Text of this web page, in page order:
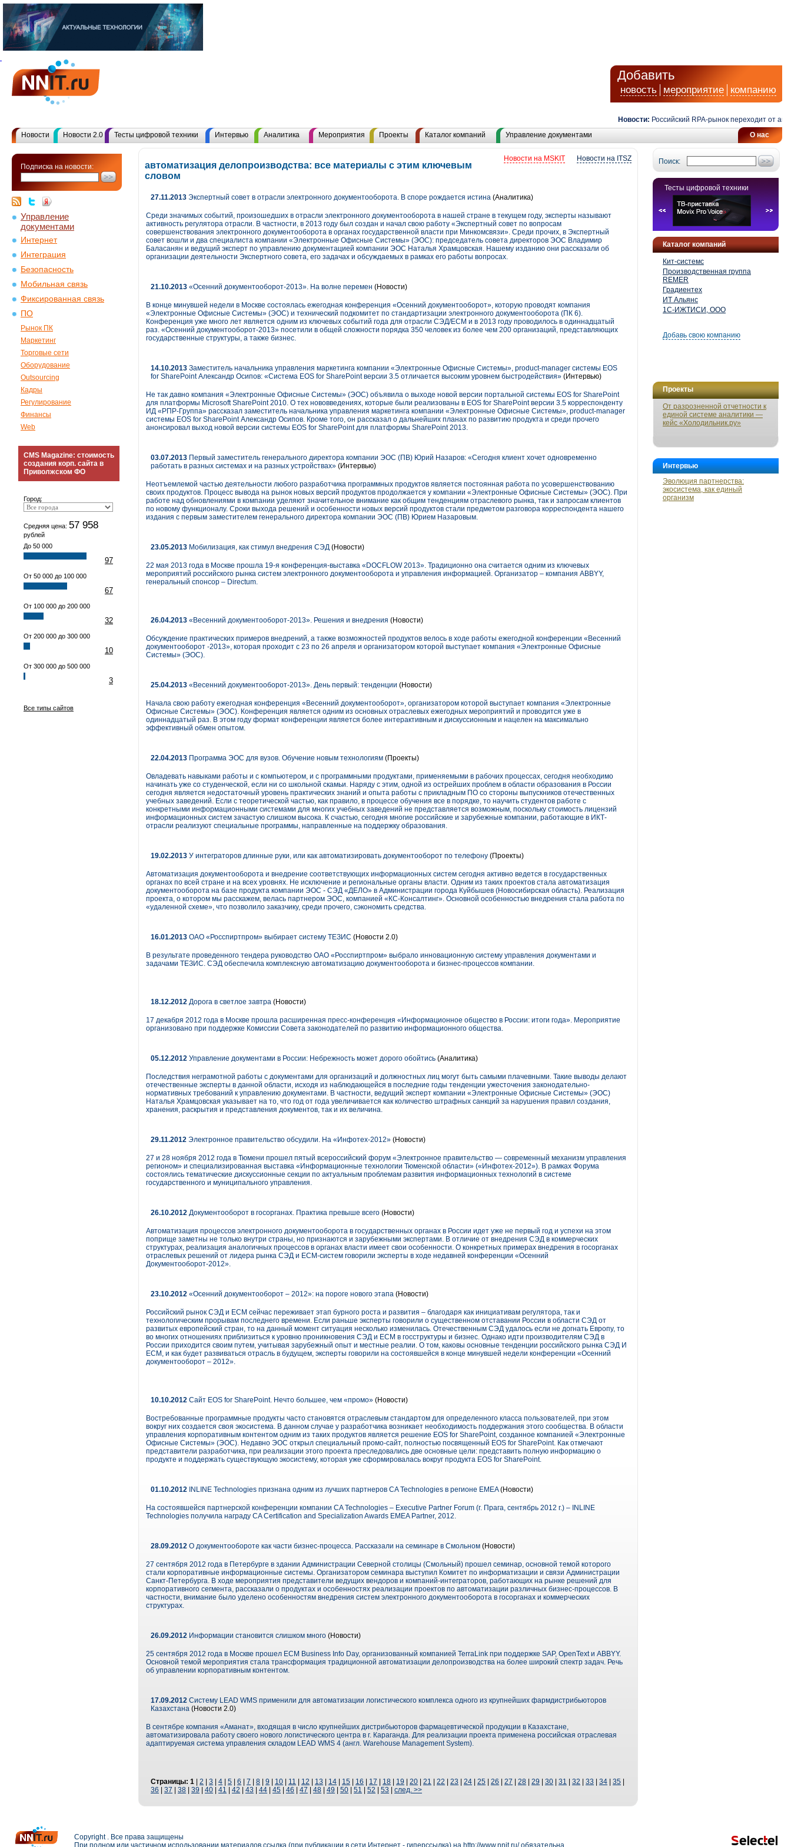
Добавить
новость мероприятие компанию
Новости: Российский RPA-рынок переходит от
О нас
Новости Новости 2.0 Тесты цифровой техники Интервью Аналитика Мероприятия Проекты Каталог компаний Управление документами
Подписка на новости:
Управление
документами
Интернет
Интеграция
Безопасность
Мобильная связь
Фиксированная связь
ПО
Рынок ПК
Маркетинг
Торговые сети
Оборудование
Outsourcing
Кадры
Регулирование
Финансы
Web
CMS Magazine: стоимость
создания корп. сайта в
Приволжском ФО
Город:
Средняя цена: 57 958
рублей
До 50 000
97
От 50 000 до 100 000
67
От 100 000 до 200 000
32
От 200 000 до 300 000
10
От 300 000 до 500 000
3
Все типы сайтов
Поиск:
Тесты цифровой техники
Каталог компаний
Кит-системс
Производственная группа
REMER
Градиентех
ИТ Альянс
1С-ИЖТИСИ, ООО
Добавь свою компанию
Проекты
От разрозненной отчетности к
единой системе аналитики —
кейс «Холодильник.ру»
Интервью
Эволюция партнерства:
экосистема, как единый
организм
Новости на ITSZ
Новости на MSKIT
автоматизация делопроизводства: все материалы с этим ключевым
словом
27.11.2013 Экспертный совет в отрасли электронного документооборота. В споре рождается истина (Аналитика)
Среди значимых событий, произошедших в отрасли электронного документооборота в нашей стране в текущем году, эксперты называют
активность регулятора отрасли. В частности, в 2013 году был создан и начал свою работу «Экспертный совет по вопросам
совершенствования электронного документооборота в органах государственной власти при Минкомсвязи». Среди прочих, в Экспертный
совет вошли и два специалиста компании «Электронные Офисные Системы» (ЭОС): председатель совета директоров ЭОС Владимир
Баласанян и ведущий эксперт по управлению документацией компании ЭОС Наталья Храмцовская. Нашему изданию они рассказали об
организации деятельности Экспертного совета, его задачах и обсуждаемых в рамках его работы вопросах.
21.10.2013 «Осенний документооборот-2013». На волне перемен (Новости)
В конце минувшей недели в Москве состоялась ежегодная конференция «Осенний документооборот», которую проводят компания
«Электронные Офисные Системы» (ЭОС) и технический подкомитет по стандартизации электронного документооборота (ПК 6).
Конференция уже много лет является одним из ключевых событий года для отрасли СЭД/ECM и в 2013 году проводилось в одиннадцатый
раз. «Осенний документооборот-2013» посетили в общей сложности порядка 350 человек из более чем 200 организаций, представляющих
государственные структуры, а также бизнес.
14.10.2013 Заместитель начальника управления маркетинга компании «Электронные Офисные Системы», product-manager системы EOS
for SharePoint Александр Осипов: «Система EOS for SharePoint версии 3.5 отличается высоким уровнем быстродействия» (Интервью)
Не так давно компания «Электронные Офисные Системы» (ЭОС) объявила о выходе новой версии портальной системы EOS for SharePoint
для платформы Microsoft SharePoint 2010. О тех нововведениях, которые были реализованы в EOS for SharePoint версии 3.5 корреспонденту
ИД «РПР-Группа» рассказал заместитель начальника управления маркетинга компании «Электронные Офисные Системы», product-manager
системы EOS for SharePoint Александр Осипов. Кроме того, он рассказал о дальнейших планах по развитию продукта и среди прочего
анонсировал выход новой версии системы EOS for SharePoint для платформы SharePoint 2013.
03.07.2013 Первый заместитель генерального директора компании ЭОС (ПВ) Юрий Назаров: «Сегодня клиент хочет одновременно
работать в разных системах и на разных устройствах» (Интервью)
Неотъемлемой частью деятельности любого разработчика программных продуктов является постоянная работа по усовершенствованию
своих продуктов. Процесс вывода на рынок новых версий продуктов продолжается у компании «Электронные Офисные Системы» (ЭОС). При
работе над обновлениями в компании уделяют значительное внимание как общим тенденциям отраслевого рынка, так и запросам клиентов
по новому функционалу. Сроки выхода решений и особенности новых версий продуктов стали предметом разговора корреспондента нашего
издания с первым заместителем генерального директора компании ЭОС (ПВ) Юрием Назаровым.
23.05.2013 Мобилизация, как стимул внедрения СЭД (Новости)
22 мая 2013 года в Москве прошла 19-я конференция-выставка «DOCFLOW 2013». Традиционно она считается одним из ключевых
мероприятий российского рынка систем электронного документооборота и управления информацией. Организатор – компания ABBYY,
генеральный спонсор – Directum.
26.04.2013 «Весенний документооборот-2013». Решения и внедрения (Новости)
Обсуждение практических примеров внедрений, а также возможностей продуктов велось в ходе работы ежегодной конференции «Весенний
документооборот -2013», которая проходит с 23 по 26 апреля и организатором которой выступает компания «Электронные Офисные
Системы» (ЭОС).
25.04.2013 «Весенний документооборот-2013». День первый: тенденции (Новости)
Начала свою работу ежегодная конференция «Весенний документооборот», организатором которой выступает компания «Электронные
Офисные Системы» (ЭОС). Конференция является одним из основных отраслевых ежегодных мероприятий и проводится уже в
одиннадцатый раз. В этом году формат конференции является более интерактивным и дискуссионным и нацелен на максимально
эффективный обмен опытом.
22.04.2013 Программа ЭОС для вузов. Обучение новым технологиям (Проекты)
Овладевать навыками работы и с компьютером, и с программными продуктами, применяемыми в рабочих процессах, сегодня необходимо
начинать уже со студенческой, если ни со школьной скамьи. Наряду с этим, одной из острейших проблем в области образования в России
сегодня является недостаточный уровень практических знаний и опыта работы с прикладным ПО со стороны выпускников отечественных
учебных заведений. Если с теоретической частью, как правило, в процессе обучения все в порядке, то научить студентов работе с
конкретными информационными системами для многих учебных заведений не представляется возможным, поскольку стоимость лицензий
информационных систем зачастую слишком высока. К счастью, сегодня многие российские и зарубежные компании, работающие в ИКТ-
отрасли реализуют специальные программы, направленные на поддержку образования.
19.02.2013 У интеграторов длинные руки, или как автоматизировать документооборот по телефону (Проекты)
Автоматизация документооборота и внедрение соответствующих информационных систем сегодня активно ведется в государственных
органах по всей стране и на всех уровнях. Не исключение и региональные органы власти. Одним из таких проектов стала автоматизация
документооборота на базе продукта компании ЭОС - СЭД «ДЕЛО» в Администрации города Куйбышев (Новосибирская область). Реализация
проекта, о котором мы расскажем, велась партнером ЭОС, компанией «КС-Консалтинг». Основной особенностью внедрения стала работа по
«удаленной схеме», что позволило заказчику, среди прочего, сэкономить средства.
16.01.2013 ОАО «Росспиртпром» выбирает систему ТЕЗИС (Новости 2.0)
В результате проведенного тендера руководство ОАО «Росспиртпром» выбрало инновационную систему управления документами и
задачами ТЕЗИС. СЭД обеспечила комплексную автоматизацию документооборота и бизнес-процессов компании.
18.12.2012 Дорога в светлое завтра (Новости)
17 декабря 2012 года в Москве прошла расширенная пресс-конференция «Информационное общество в России: итоги года». Мероприятие
организовано при поддержке Комиссии Совета законодателей по развитию информационного общества.
05.12.2012 Управление документами в России: Небрежность может дорого обойтись (Аналитика)
Последствия неграмотной работы с документами для организаций и должностных лиц могут быть самыми плачевными. Такие выводы делают
отечественные эксперты в данной области, исходя из наблюдающейся в последние годы тенденции ужесточения законодательно-
нормативных требований к управлению документами. В частности, ведущий эксперт компании «Электронные Офисные Системы» (ЭОС)
Наталья Храмцовская указывает на то, что год от года увеличивается как количество штрафных санкций за нарушения правил создания,
хранения, раскрытия и представления документов, так и их величина.
29.11.2012 Электронное правительство обсудили. На «Инфотех-2012» (Новости)
27 и 28 ноября 2012 года в Тюмени прошел пятый всероссийский форум «Электронное правительство — современный механизм управления
регионом» и специализированная выставка «Информационные технологии Тюменской области» («Инфотех-2012»). В рамках Форума
состоялись тематические дискуссионные секции по актуальным проблемам развития информационных технологий в системе
государственного и муниципального управления.
26.10.2012 Документооборот в госорганах. Практика превыше всего (Новости)
Автоматизация процессов электронного документооборота в государственных органах в России идет уже не первый год и успехи на этом
поприще заметны не только внутри страны, но признаются и зарубежными экспертами. В отличие от внедрения СЭД в коммерческих
структурах, реализация аналогичных процессов в органах власти имеет свои особенности. О конкретных примерах внедрения в госорганах
отраслевых решений от лидера рынка СЭД и ECM-систем говорили эксперты в ходе недавней конференции «Осенний
Документооборот-2012».
23.10.2012 «Осенний документооборот – 2012»: на пороге нового этапа (Новости)
Российский рынок СЭД и ECM сейчас переживает этап бурного роста и развития – благодаря как инициативам регулятора, так и
технологическим прорывам последнего времени. Если раньше эксперты говорили о существенном отставании России в области СЭД от
развитых европейский стран, то на данный момент ситуация несколько изменилась. Отечественным СЭД удалось если не догнать Европу, то
во многих отношениях приблизиться к уровню проникновения СЭД и ECM в госструктуры и бизнес. Однако идти производителям СЭД в
России приходится своим путем, учитывая зарубежный опыт и местные реалии. О том, каковы основные тенденции российского рынка СЭД И
ECM, и как будет развиваться отрасль в будущем, эксперты говорили на состоявшейся в конце минувшей недели конференции «Осенний
документооборот – 2012».
10.10.2012 Сайт EOS for SharePoint. Нечто большее, чем «промо» (Новости)
Востребованные программные продукты часто становятся отраслевым стандартом для определенного класса пользователей, при этом
вокруг них создается своя экосистема. В данном случае у разработчика возникает необходимость поддержания этого сообщества. В области
управления корпоративным контентом одним из таких продуктов является решение EOS for SharePoint, созданное компанией «Электронные
Офисные Системы» (ЭОС). Недавно ЭОС открыл специальный промо-сайт, полностью посвященный EOS for SharePoint. Как отмечают
представители разработчика, при реализации этого проекта преследовались две основные цели: представить полную информацию о
продукте и поддержать существующую экосистему, которая уже сформировалась вокруг продукта EOS for SharePoint.
01.10.2012 INLINE Technologies признана одним из лучших партнеров CA Technologies в регионе EMEA(Новости)
На состоявшейся партнерской конференции компании CA Technologies – Executive Partner Forum (г. Прага, сентябрь 2012 г.) – INLINE
Technologies получила награду CA Certification and Specialization Awards EMEA Partner, 2012.
28.09.2012 О документообороте как части бизнес-процесса. Рассказали на семинаре в Смольном (Новости)
27 сентября 2012 года в Петербурге в здании Администрации Северной столицы (Смольный) прошел семинар, основной темой которого
стали корпоративные информационные системы. Организатором семинара выступил Комитет по информатизации и связи Администрации
Санкт-Петербурга. В ходе мероприятия представители ведущих вендоров и компаний-интеграторов, работающих на рынке решений для
корпоративного сегмента, рассказали о продуктах и особенностях реализации проектов по автоматизации различных бизнес-процессов. В
частности, внимание было уделено особенностям внедрения систем электронного документооборота в госорганах и коммерческих
структурах.
26.09.2012 Информации становится слишком много (Новости)
25 сентября 2012 года в Москве прошел ECM Business Info Day, организованный компанией TerraLink при поддержке SAP, OpenText и ABBYY.
Основной темой мероприятия стала трансформация традиционной автоматизации делопроизводства на более широкий спектр задач. Речь
об управлении корпоративным контентом.
17.09.2012 Систему LEAD WMS применили для автоматизации логистического комплекса одного из крупнейших фармдистрибьюторов
Казахстана (Новости 2.0)
В сентябре компания «Аманат», входящая в число крупнейших дистрибьюторов фармацевтической продукции в Казахстане,
автоматизировала работу своего нового логистического центра в г. Караганда. Для реализации проекта применена российская отраслевая
адаптируемая система управления складом LEAD WMS 4 (англ. Warehouse Management System).
Страницы: 1 2 3 4 5 6 7 8 9 10 11 12 13 14 15 16 17 18 19 20 21 22 23 24 25 26 27 28 29 30 31 32 33 34 35
36
37 38 39 40 41 42 43 44 45 46 47 48 49 50 51 52 53 след. >>
Copyright . Все права защищены
При полном или частичном использовании материалов ссылка (при публикации в сети Интернет - гиперссылка) на http://www.nnit.ru/обязательна